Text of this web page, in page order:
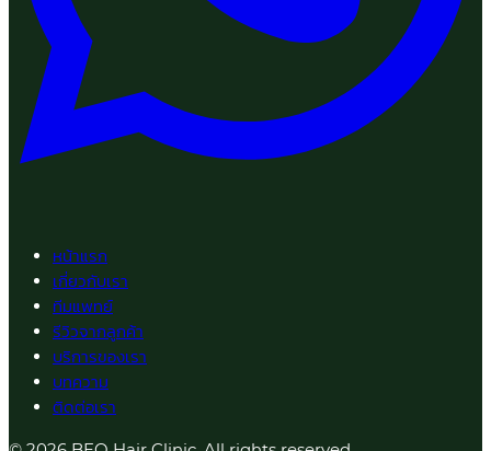
หน้าแรก
เกี่ยวกับเรา
ทีมแพทย์
รีวิวจากลูกค้า
บริการของเรา
บทความ
ติดต่อเรา